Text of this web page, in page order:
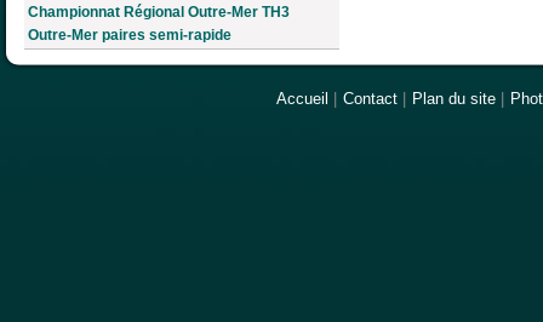
Championnat Régional Outre-Mer TH3
Outre-Mer paires semi-rapide
Accueil Contact Plan du site